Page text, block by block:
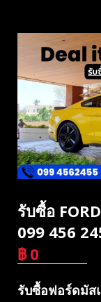
รับซื้อ
099 456
฿ 0
รับซื้อฟอร์ดมัส